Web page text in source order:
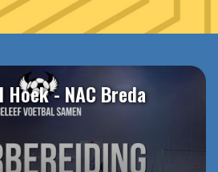
- NAC Breda